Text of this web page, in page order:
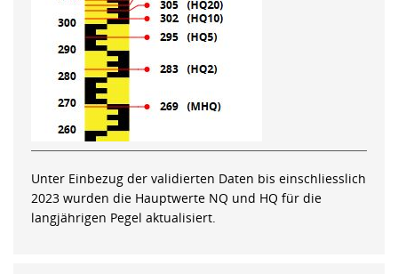
Unter Einbezug der validierten Daten bis einschliesslich
2023 wurden die Hauptwerte NQ und HQ für die
langjährigen Pegel aktualisiert.